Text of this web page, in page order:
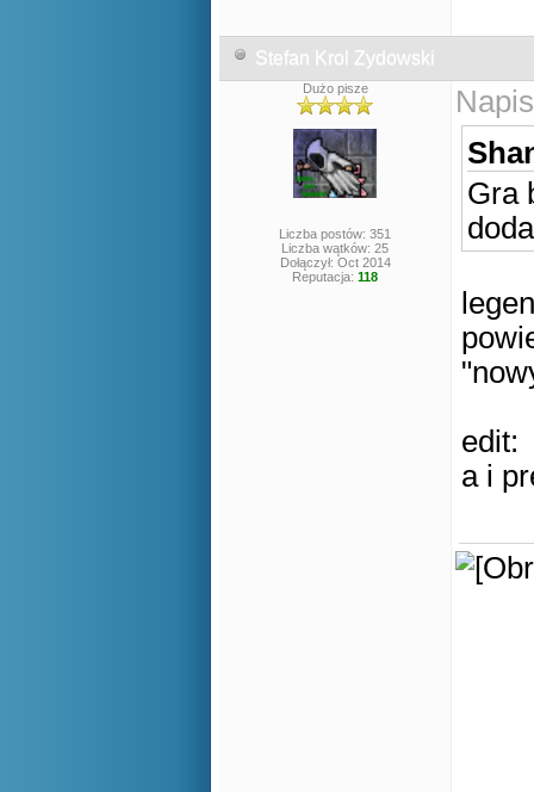
Stefan Krol Zydowski
Dużo pisze
Liczba postów: 351
Liczba wątków: 25
Dołączył: Oct 2014
Reputacja: 118
Gra
edit:
a i